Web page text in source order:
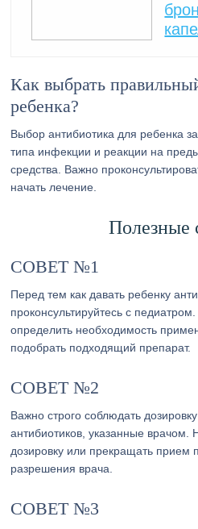
Как выбрать
ребенка?
Выбор антибиотика для ребенка
типа инфекции и реакции на
средства. Важно
начать лечение.
Полезные
СОВЕТ №1
Перед тем как давать ребенку
проконсультируйтесь с
определить необходимость
подобрать подходящий препарат.
СОВЕТ №2
Важно строго соблюдать
антибиотиков, указанные врачом.
дозировку или прекращать прием
разрешения врача.
СОВЕТ №3